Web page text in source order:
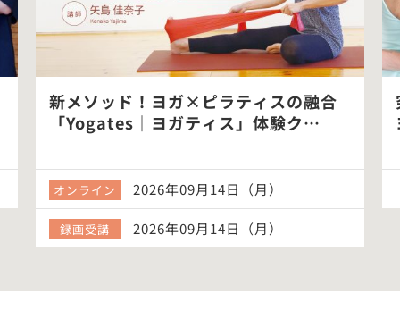
新メソッド！ヨガ×ピラティスの融合
「Yogates｜ヨガティス」体験ク…
オンライン 2026年09月14日（月）
録画受講 2026年09月14日（月）